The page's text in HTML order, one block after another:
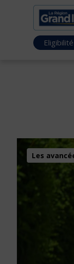
Eligibilité
Les